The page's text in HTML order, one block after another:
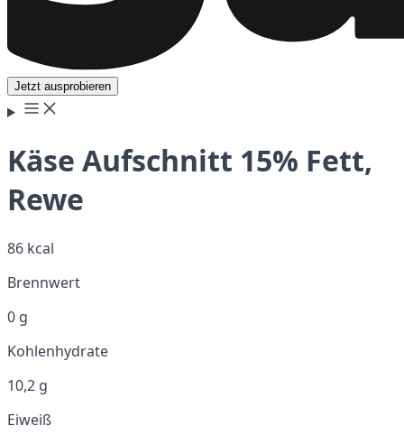
Jetzt ausprobieren
Käse Aufschnitt 15% Fett,
Rewe
86 kcal
Brennwert
0 g
Kohlenhydrate
10,2 g
Eiweiß